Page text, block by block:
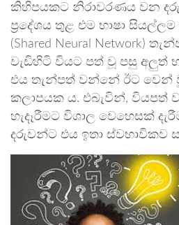
කිහිපයකට නිරාවරණය වන
ප්‍රදේශය තුළ එම භාෂා
(Shared Neural Network)
වැඩිහිටි වියට පත් වූ පසු අලුත්
එය තැන්පත් වන්නේ ඊට වෙන්
කලාපයක ය. එබැවින්, වියපත්
හැදෑරීමට විශාල වෙහෙසක්
දරුවන්ට එය ඉතා ස්වභාවිකව